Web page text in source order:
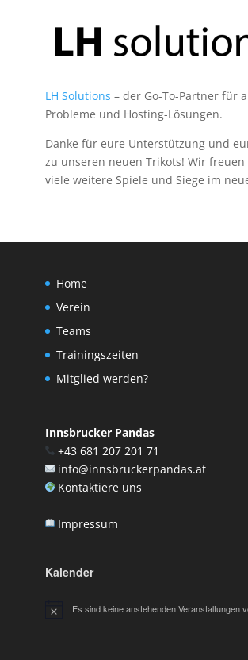
LH Solutions – der Go-To-Partner für
Probleme und Hosting-Lösungen.
Danke für eure Unterstützung und
zu unseren neuen Trikots! Wir
viele weitere Spiele und Siege im
Home
Verein
Teams
Trainingszeiten
Mitglied werden?
Innsbrucker Pandas
+43 681 207 201 71
info@innsbruckerpandas.at
Kontaktiere uns
Impressum
Kalender
HinweisEs sind keine anstehenden Veranstaltungen